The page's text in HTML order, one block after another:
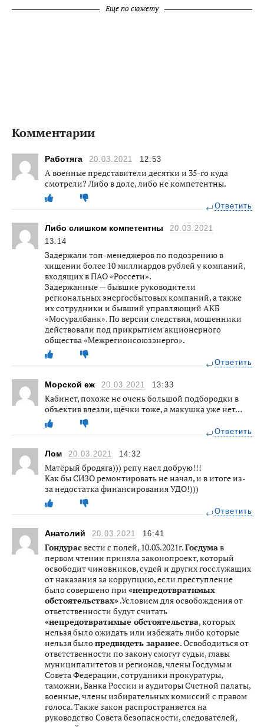
Еще по сюжету
Комментарии
Работяга 20.03.2021 12:53
А военные представители десятки и 35-го куда
смотрели? Либо в доле, либо не компетентны.
Ответить
Либо слишком компетентны
20.03.2021
13:14
Задержали топ-менеджеров по подозрению в
хищении более 10 миллиардов рублей у компаний,
входящих в ПАО «Россети».
Задержанные — бывшие руководители
региональных энергосбытовых компаний, а также
их сотрудники и бывший управляющий АКБ
«Мосуралбанк». По версии следствия, мошенники
действовали под прикрытием акционерного
общества «Межрегионсоюзэнерго».
Ответить
Морской еж 20.03.2021 13:33
Кабинет, похоже не очень большой подбородки в
объектив влезли, щёчки тоже, а макушка уже нет…
Ответить
Лом 20.03.2021 14:32
Матëрый бродяга))) репу наел добрую!!!
Как бы СИЗО ремонтировать не начал, и в итоге из-
за недостатка финансирования УДО!)))
Ответить
Анатолий 20.03.2021 16:41
Гондурасвести с полей, 10.03.2021г.Госдумав
первом чтении приняла законопроект, который
освободит чиновников, судей и других госслужащих
от наказания за коррупцию, если преступление
было совершено при «непредотвратимых
обстоятельствах».Условием для освобождения от
ответственности будут считать
«непредотвратимые обстоятельства, которых
нельзя было ожидать или избежать либо которые
нельзя былопредвидеть заранее. Освободиться от
ответственности по закону смогут судьи, главы
муниципалитетов и регионов, члены Госдумы и
Совета Федерации, сотрудники прокуратуры,
таможни, Банка России и аудиторы Счетной палаты,
военные, члены избирательных комиссий с правом
голоса. Также закон распространяется на
руководство Совета безопасности, следователей,